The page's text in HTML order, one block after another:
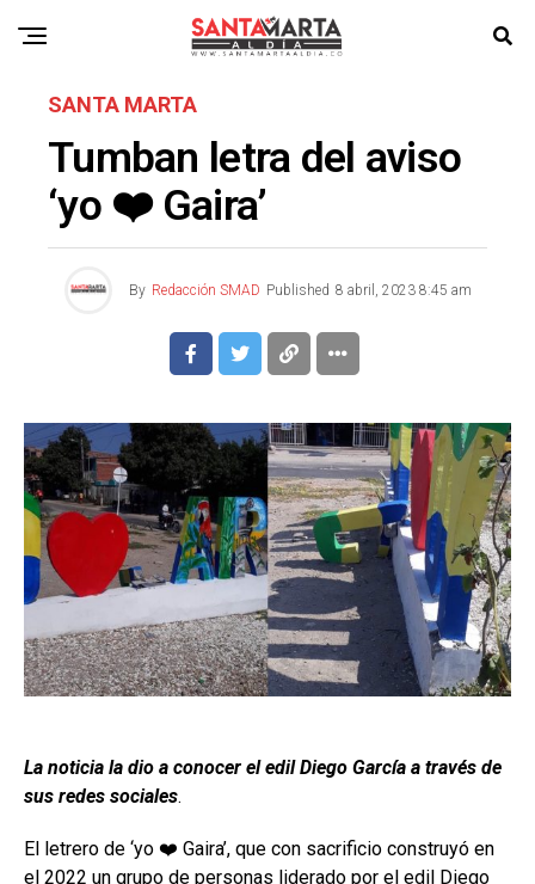
SANTA MARTA
Tumban letra del aviso
‘yo ❤️ Gaira’
By Redacción SMAD Published 8 abril, 2023 8:45 am
La noticia la dio a conocer el edil Diego García a través de
sus redes sociales.
El letrero de ‘yo ❤️ Gaira’, que con sacrificio construyó en
el 2022 un grupo de personas liderado por el edil Diego